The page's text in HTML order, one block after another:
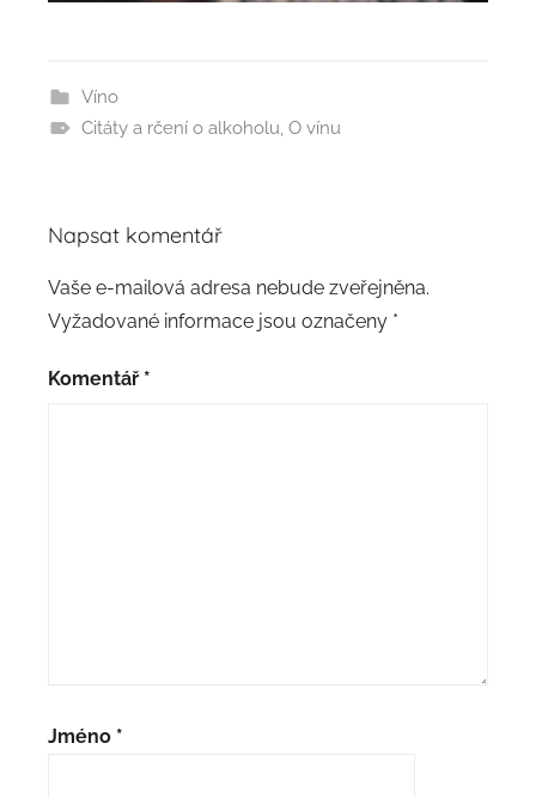
Víno
Citáty a rčení o alkoholu O vínu
Napsat komentář
Vaše e-mailová adresa nebude zveřejněna.
Vyžadované informace jsou označeny *
Komentář *
Jméno *